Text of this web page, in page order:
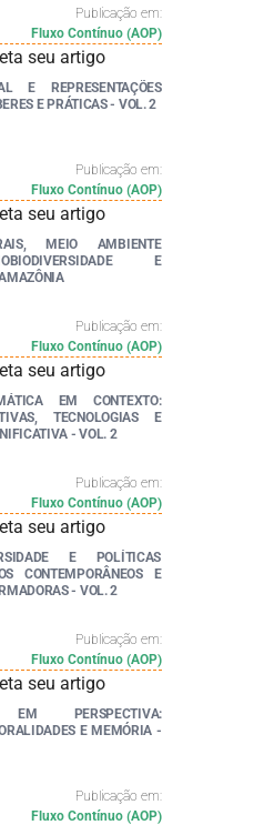
Publicação em:
Fluxo Contínuo (AOP)
E REPRESENTAÇÕES
E PRÁTICAS - VOL. 2
Publicação em:
Fluxo Contínuo (AOP)
MEIO AMBIENTE
E
Publicação em:
Fluxo Contínuo (AOP)
EM CONTEXTO:
TECNOLOGIAS E
- VOL. 2
Publicação em:
Fluxo Contínuo (AOP)
E POLÍTICAS
CONTEMPORÂNEOS E
- VOL. 2
Publicação em:
Fluxo Contínuo (AOP)
EM PERSPECTIVA:
E MEMÓRIA -
Publicação em:
Fluxo Contínuo (AOP)